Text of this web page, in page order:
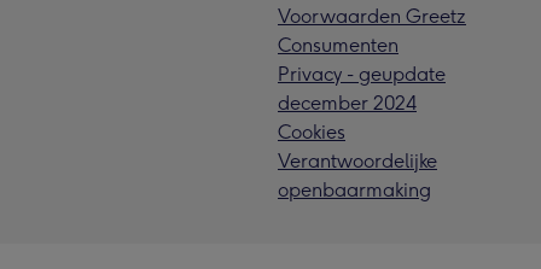
Voorwaarden Greetz
Consumenten
Privacy - geupdate
december 2024
Cookies
Verantwoordelijke
openbaarmaking